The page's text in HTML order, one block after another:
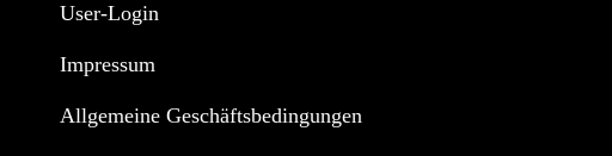
User-Login
Impressum
Allgemeine Geschäftsbedingungen